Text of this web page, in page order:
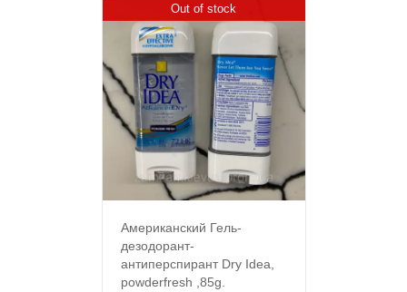
Out of stock
Американский Гель-
дезодорант-
антиперспирант Dry Idea,
powderfresh ,85g.